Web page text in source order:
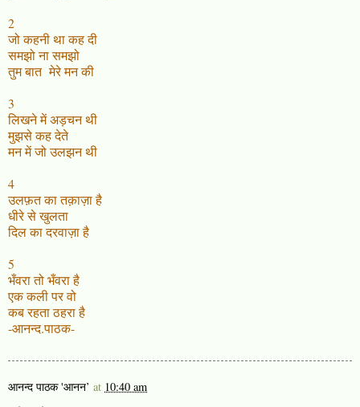
2
जो कहनी था कह दी
समझो ना समझो
तुम बात मेरे मन की
3
लिखने में अड़चन थी
मुझसे कह देते
मन में जो उलझन थी
4
उलफ़त का तक़ाज़ा है
धीरे से खुलता
दिल का दरवाज़ा है
5
भँवरा तो भँवरा है
एक कली पर वो
कब रहता ठहरा है
-आनन्द.पाठक-
आनन्द पाठक 'आनन’ at 10:40 am